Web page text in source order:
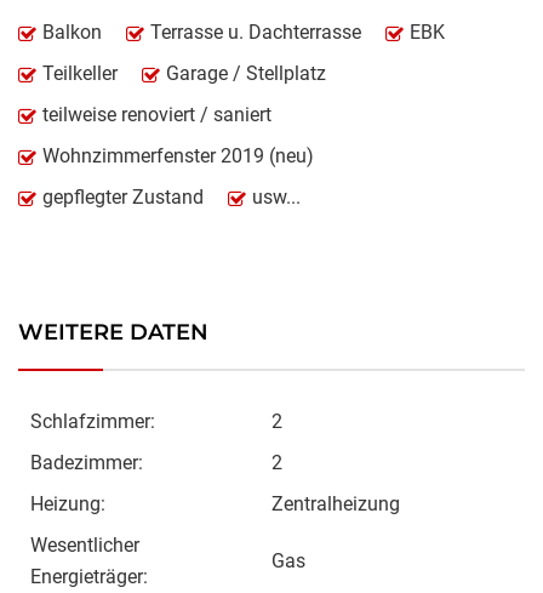
Balkon Terrasse u. Dachterrasse
EBK
Teilkeller
Garage / Stellplatz
teilweise renoviert / saniert
Wohnzimmerfenster 2019 (neu)
gepflegter Zustand
usw...
WEITERE DATEN
Schlafzimmer:
2
Badezimmer:
2
Heizung:
Zentralheizung
Wesentlicher
Energieträger:
Gas